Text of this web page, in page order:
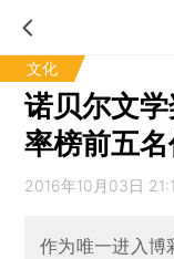
文化
诺贝尔文
率榜前五
2016年10月03日
作为唯一进入博